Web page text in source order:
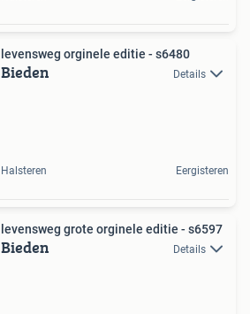
levensweg orginele editie - s6480
Bieden Details
Halsteren Eergisteren
levensweg grote orginele editie - s6597
Bieden Details